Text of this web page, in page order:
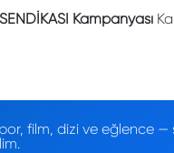
Kampanyası
film, dizi ve eğlence